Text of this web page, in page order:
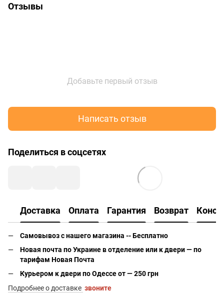
Отзывы
Добавьте первый отзыв
Написать отзыв
Поделиться в соцсетях
Доставка Оплата Гарантия Возврат
Самовывоз с нашего магазина -- Бесплатно
Новая почта по Украине в отделение или к двери — по
тарифам Новая Почта
Курьером к двери по Одессе от — 250 грн
Подробнее о доставке звоните